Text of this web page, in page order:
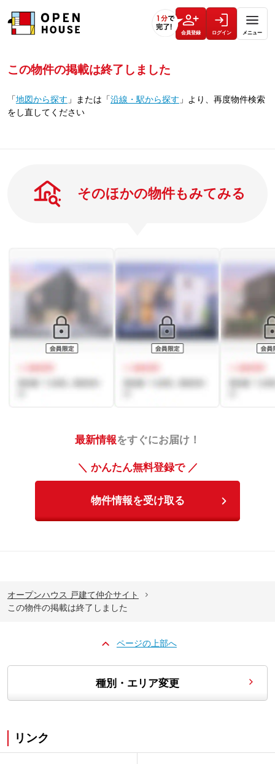
会員登録 ログイン メニュー
この物件の掲載は終了しました
「地図から探す 」 または 「沿線・駅から探す 」 より、再度物件検索
をし直してください
そのほかの物件もみてみる
最新情報をすぐにお届け！
＼ かんたん無料登録で ／
物件情報を受け取る
オープンハウス 戸建て仲介サイト
この物件の掲載は終了しました
ページの上部へ
種別・エリア変更
リンク